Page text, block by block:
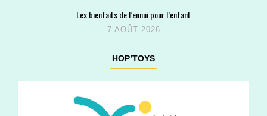
Les bienfaits de l’ennui pour l’enfant
7 AOÛT 2026
HOP’TOYS